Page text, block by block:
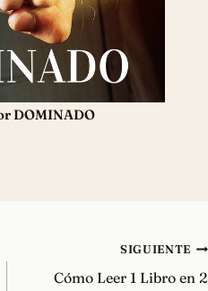
Cómo Leer 1 Libro en 2